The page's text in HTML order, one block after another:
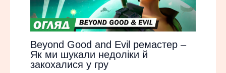
Beyond Good and Evil ремастер –
Як ми шукали недоліки й
закохалися у гру